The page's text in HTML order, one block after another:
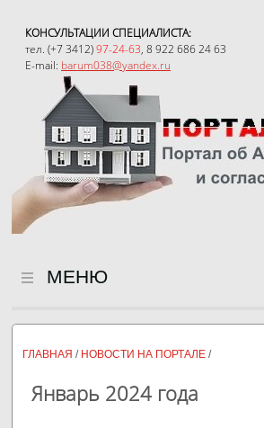
КОНСУЛЬТАЦИИ СПЕЦИАЛИСТА:
тел. (+7 3412)97-24-63, 8 922 686 24 63
E-mail: barum038@yandex.ru
Пл. 50 лет Октября, 6, офис 306
МЕНЮ
Перевод в нежилой фонд
ГЛАВНАЯ / НОВОСТИ НА ПОРТАЛЕ /
Январь 2024 года